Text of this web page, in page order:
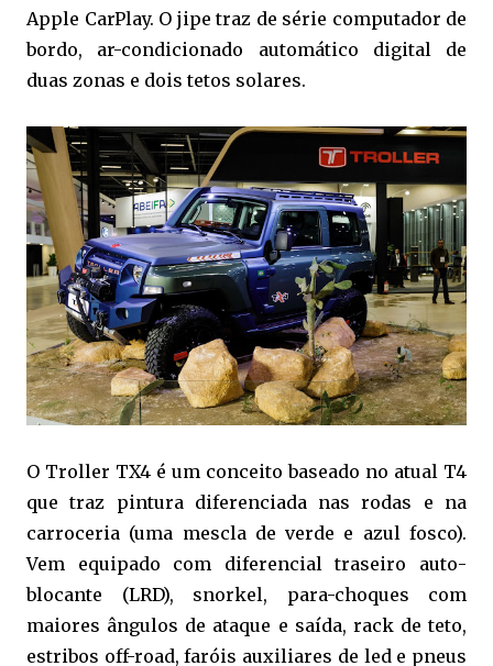
Apple CarPlay. O jipe traz de série computador de
bordo, ar-condicionado automático digital de
duas zonas e dois tetos solares.
O Troller TX4 é um conceito baseado no atual T4
que traz pintura diferenciada nas rodas e na
carroceria (uma mescla de verde e azul fosco).
Vem equipado com diferencial traseiro auto-
blocante (LRD), snorkel, para-choques com
maiores ângulos de ataque e saída, rack de teto,
estribos off-road, faróis auxiliares de led e pneus